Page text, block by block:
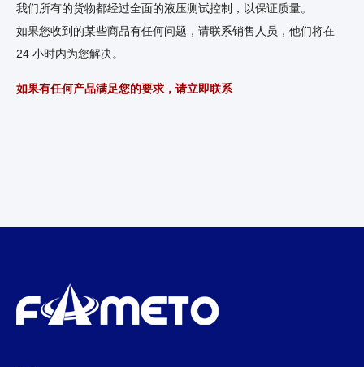
我们所有的货物都经过全面的液压测试控制，以保证质量。
如果您收到的某些商品有任何问题，请联系销售人员，他们将在
24 小时内为您解决。
如果有任何产品满足您的要求，请立即联系